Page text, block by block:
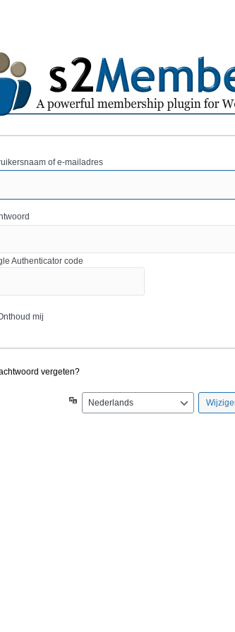
of e-mailadres
Authenticator code
mij
vergeten?
Taal